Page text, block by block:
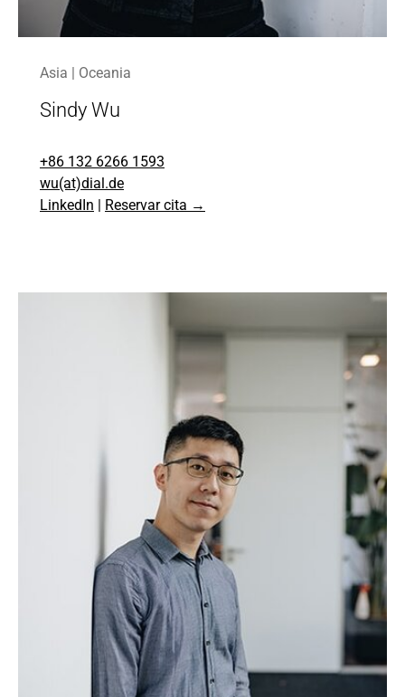
Asia | Oceania
Sindy Wu
+86 132 6266 1593
wu(at)dial.de
LinkedIn | Reservar cita →